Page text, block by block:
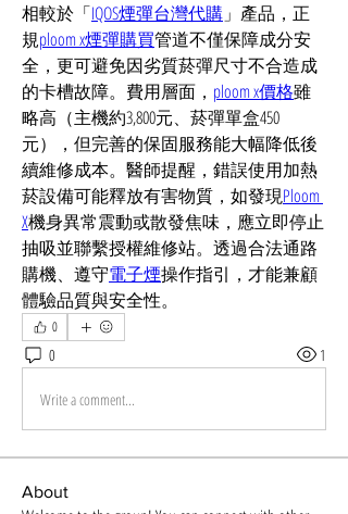
相較於「IQOS煙彈台灣代購 」產品，正
規ploom x煙彈購買管道不僅保障成分安
全，更可避免因劣質菸彈尺寸不合造成
的卡槽故障。費用層面， ploom x價格雖
略高（主機約3,800元、菸彈單盒450
元），但完善的保固服務能大幅降低後
續維修成本。醫師提醒，錯誤使用加熱
菸設備可能釋放有害物質，如發現Ploom
X機身異常震動或散發焦味，應立即停止
抽吸並聯繫授權維修站。透過合法通路
購機、遵守電子煙操作指引，才能兼顧
體驗品質與安全性。
0
0 1
Write a comment...
About